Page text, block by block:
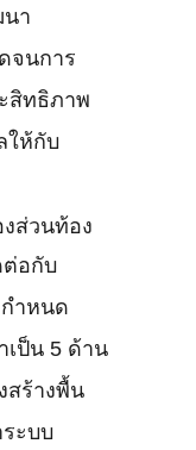
า
จนการ
สิทธิภาพ
ให้กับ
ส่วนท้อง
อกับ
ำหนด
ป็น 5 ด้าน
สร้างพื้น
ะบบ